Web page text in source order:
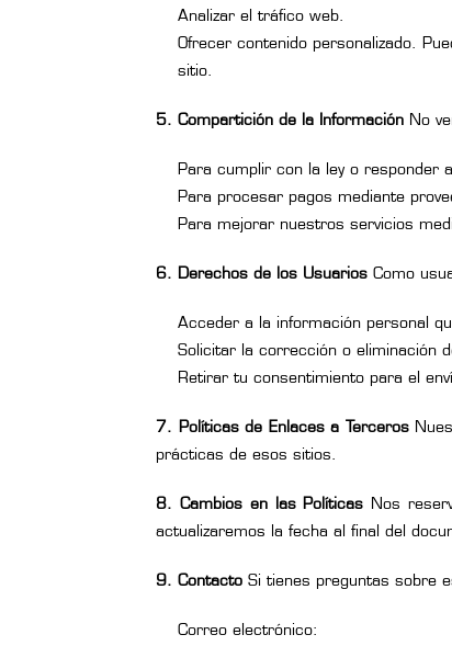
Analizar el tráfico web.
Ofrecer contenido personalizado.
sitio.
5. Compartición de la Información No
Para cumplir con la ley o responder
Para procesar pagos mediante
Para mejorar nuestros servicios
6. Derechos de los Usuarios Como
Acceder a la información personal
Solicitar la corrección o eliminación
Retirar tu consentimiento para el
7. Políticas de Enlaces a Terceros
prácticas de esos sitios.
8. Cambios en las Políticas Nos
actualizaremos la fecha al final del
9. Contacto Si tienes preguntas sobre
Correo electrónico: